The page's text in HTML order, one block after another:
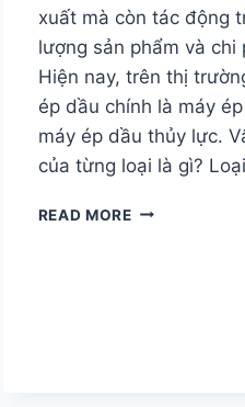
xuất mà còn tác động
lượng sản phẩm và chi
Hiện nay, trên thị
ép dầu chính là máy
máy ép dầu thủy lực.
của từng loại là gì?
READ MORELÀM